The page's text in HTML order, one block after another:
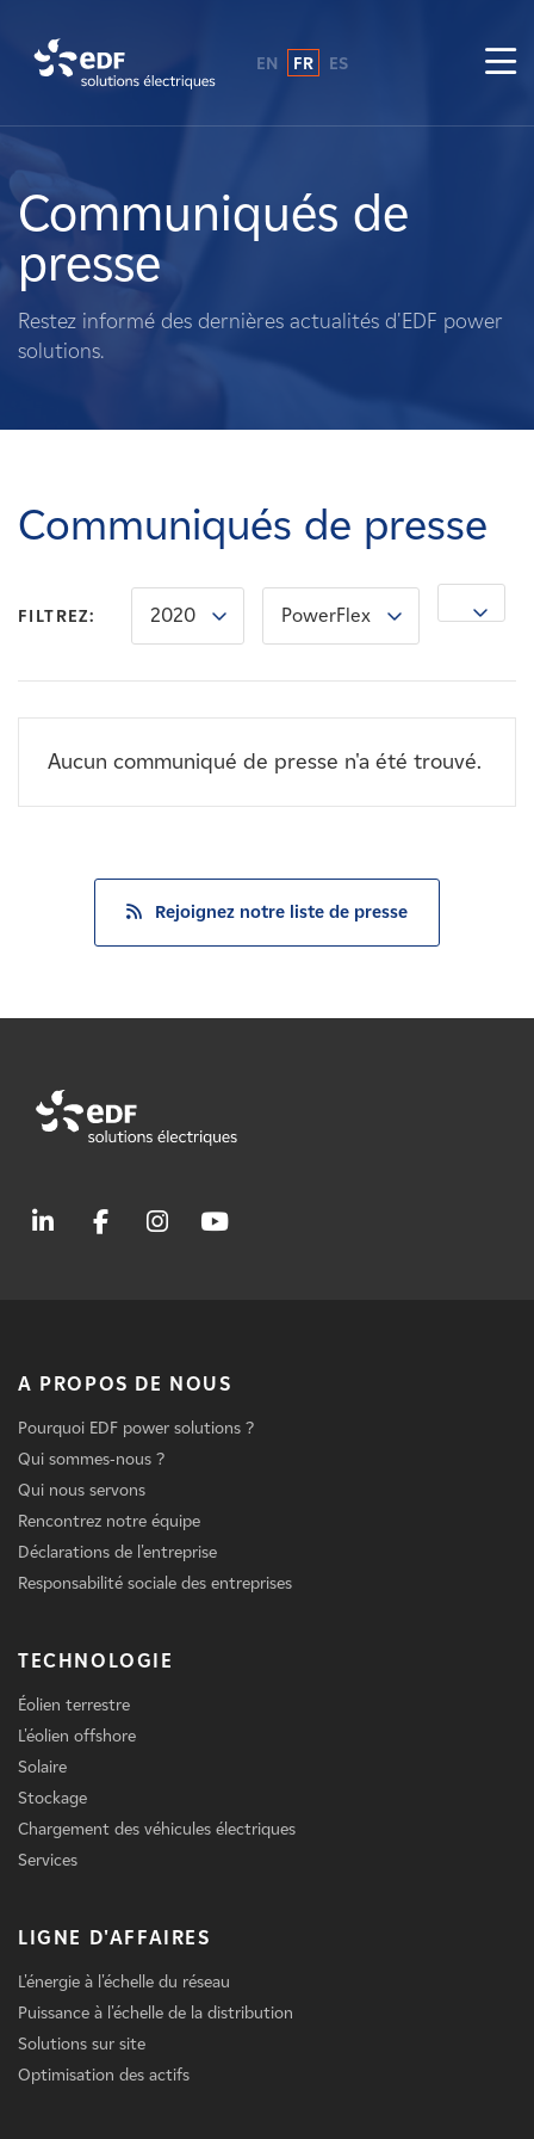
A propos de nous
Ce que nous faisons
Propriétaires fonciers
Carrières
Nouvelles
Affiliés
EN FR ES
Communiqués de
presse
Restez informé des dernières actualités d'EDF power
solutions.
Communiqués de presse
FILTREZ: 2020 PowerFlex
Aucun communiqué de presse n'a été trouvé.
Rejoignez notre liste de presse
A PROPOS DE NOUS
Pourquoi EDF power solutions ?
Qui sommes-nous ?
Qui nous servons
Rencontrez notre équipe
Déclarations de l'entreprise
Responsabilité sociale des entreprises
TECHNOLOGIE
Éolien terrestre
L'éolien offshore
Solaire
Stockage
Chargement des véhicules électriques
Services
LIGNE D'AFFAIRES
L'énergie à l'échelle du réseau
Puissance à l'échelle de la distribution
Solutions sur site
Optimisation des actifs